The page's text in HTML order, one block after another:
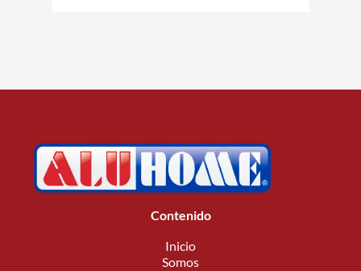
Contenido
Inicio
Somos